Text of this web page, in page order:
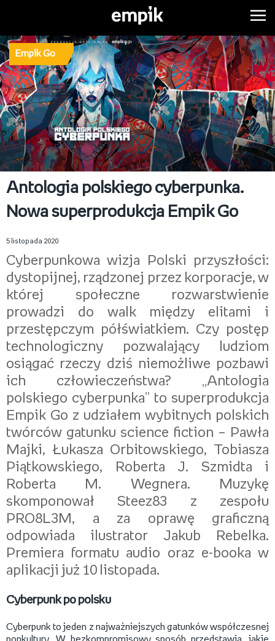
Empik Go
Antologia polskiego cyberpunka.
Nowa superprodukcja Empik Go
5 listopada 2020
Cyberpunkowa wizja Polski przyszłości:
dystopijnej, rządzonej przez korporacje, w
której społeczne rozwarstwienie
prowadzi do walk między elitami i
przestępczym półświatkiem. Czy postęp
technologiczny pozwalający ludziom
osiągać rzeczy dziś niemożliwe pozbawi
ich człowieczeństwa? „Antologia
polskiego cyberpunka” to superprodukcja
Empik Go z udziałem wybitnych polskich
twórców gatunku science fiction – Pawła
Majki, Łukasza Orbitowskiego, Tobiasza
Piątkowskiego, Roberta J. Szmidta i
Roberta M. Wegnera. Muzykę
skomponował Steez83 z zespołu
PRO8L3M, a za oprawę graficzną
odpowiada ilustrator Jakub Rebelka.
Premiera formatu audio oraz e-booka w
aplikacji już 10 listopada.
Cyberpunk po polsku
Cyberpunk to jeden z najważniejszych gatunków współczesnej